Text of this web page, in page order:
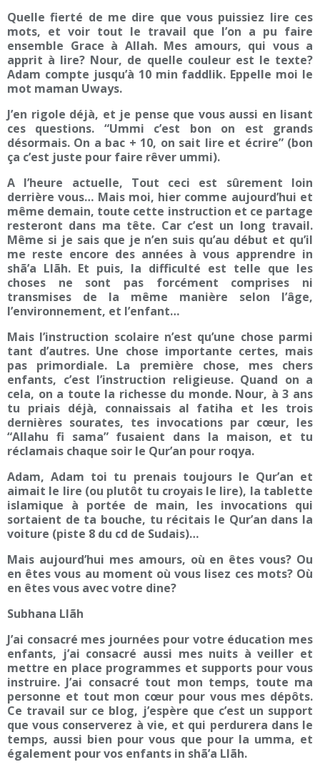
Quelle fierté de me dire que vous puissiez lire ces
mots, et voir tout le travail que l’on a pu faire
ensemble Grace à Allah. Mes amours, qui vous a
apprit à lire? Nour, de quelle couleur est le texte?
Adam compte jusqu’à 10 min faddlik. Eppelle moi le
mot maman Uways.
J’en rigole déjà, et je pense que vous aussi en lisant
ces questions. “Ummi c’est bon on est grands
désormais. On a bac + 10, on sait lire et écrire” (bon
ça c’est juste pour faire rêver ummi).
A l’heure actuelle, Tout ceci est sûrement loin
derrière vous… Mais moi, hier comme aujourd’hui et
même demain, toute cette instruction et ce partage
resteront dans ma tête. Car c’est un long travail.
Même si je sais que je n’en suis qu’au début et qu’il
me reste encore des années à vous apprendre in
shã’a Llãh. Et puis, la difficulté est telle que les
choses ne sont pas forcément comprises ni
transmises de la même manière selon l’âge,
l’environnement, et l’enfant…
Mais l’instruction scolaire n’est qu’une chose parmi
tant d’autres. Une chose importante certes, mais
pas primordiale. La première chose, mes chers
enfants, c’est l’instruction religieuse. Quand on a
cela, on a toute la richesse du monde. Nour, à 3 ans
tu priais déjà, connaissais al fatiha et les trois
dernières sourates, tes invocations par cœur, les
“Allahu fi sama” fusaient dans la maison, et tu
réclamais chaque soir le Qur’an pour roqya.
Adam, Adam toi tu prenais toujours le Qur’an et
aimait le lire (ou plutôt tu croyais le lire), la tablette
islamique à portée de main, les invocations qui
sortaient de ta bouche, tu récitais le Qur’an dans la
voiture (piste 8 du cd de Sudais)…
Mais aujourd’hui mes amours, où en êtes vous? Ou
en êtes vous au moment où vous lisez ces mots? Où
en êtes vous avec votre dine?
Subhana Llãh
J’ai consacré mes journées pour votre éducation mes
enfants, j’ai consacré aussi mes nuits à veiller et
mettre en place programmes et supports pour vous
instruire. J’ai consacré tout mon temps, toute ma
personne et tout mon cœur pour vous mes dépôts.
Ce travail sur ce blog, j’espère que c’est un support
que vous conserverez à vie, et qui perdurera dans le
temps, aussi bien pour vous que pour la umma, et
également pour vos enfants in shã’a Llãh.